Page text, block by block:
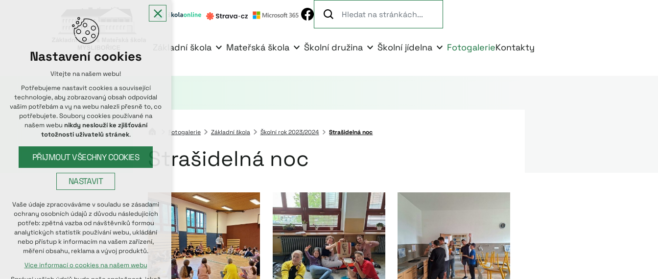
Základní škola Mateřská škola Školní družina Školní jídelna FotogalerieKontakty
Fotogalerie Základní škola Školní rok 2023/2024 Strašidelná noc
Strašidelná noc
Nastavení cookies
Vítejte na našem webu!
Potřebujeme nastavit cookies a související
technologie, aby zobrazovaný obsah odpovídal
vašim potřebám a vy na webu nalezli přesně to, co
potřebujete. Soubory cookies používané na
našem webu nikdy neslouží ke zjišťování
totožnosti uživatelů stránek.
PŘIJMOUT VŠECHNY COOKIES
NASTAVIT
Technická cookies
nutná pro provozování webu
udržení kontextu stránek (session):
případná přihlášení, volby jazyka, apod.
Volitelná cookies
analytická pro anonymizované
vyhodnocení návštěvnosti
Vaše údaje zpracováváme v souladu se zásadami
ochrany osobních údajů z důvodu následujících
potřeb: zpětná vazba od návštěvníků formou
analytických statistik používání webu, ukládání
nebo přístup k informacím na vašem zařízení,
měření obsahu, reklama a vývoj produktů.
Více informací o cookies na našem webu